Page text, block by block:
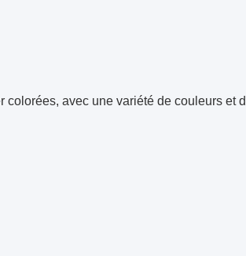
avec une variété de couleurs et